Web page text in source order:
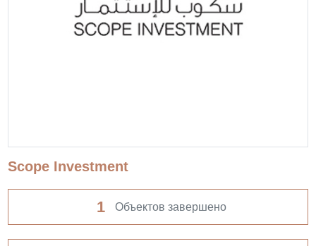
Scope Investment
1 Объектов завершено